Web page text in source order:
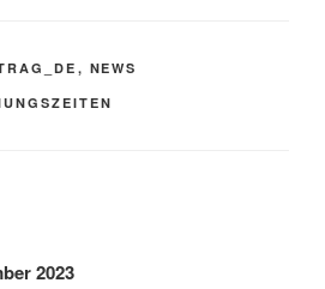
, NEWS
2023